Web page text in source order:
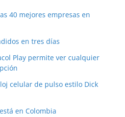
40 mejores empresas en
en tres días
Play permite ver cualquier
celular de pulso estilo Dick
en Colombia